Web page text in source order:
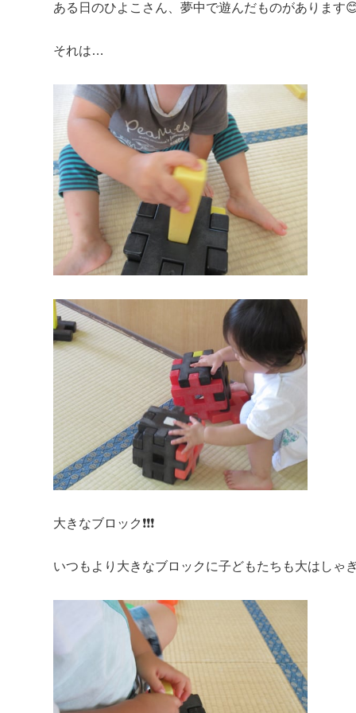
ある日のひよこさん、夢中で遊んだものがあります
それは…
大きなブロック❗❗❗
いつもより大きなブロックに子どもたちも大はしゃ